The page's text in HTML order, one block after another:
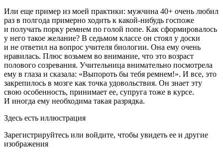
Или еще пример из моей практики: мужчина 40+ очень любил
раз в полгода примерно ходить к какой-нибудь госпоже
и получать порку ремнем по голой попе. Как сформировалось
у него такое желание? В седьмом классе он стоял у доски
и не ответил на вопрос учителя биологии. Она ему очень
нравилась. Плюс возьмем во внимание, что это возраст
полового созревания. Учительница внимательно посмотрела
ему в глаза и сказала: «Выпороть бы тебя ремнем!». И все, это
закрепилось в мозге как точка удовольствия. Он знает эту
свою особенность, принимает ее, супруга тоже в курсе.
И иногда ему необходима такая разрядка.
Здесь есть иллюстрация
Зарегистрируйтесь или войдите, чтобы увидеть ее и другие
изображения